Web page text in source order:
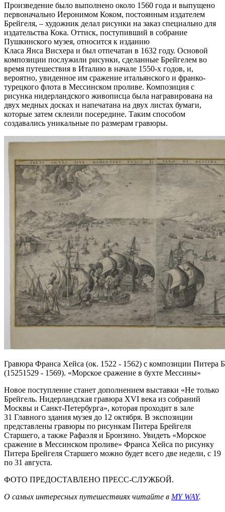
Произведение было выполнено около 1560 года и выпущено
первоначально Иеронимом Коком, постоянным издателем
Брейгеля, – художник делал рисунки на заказ специально для
издательства Кока. Оттиск, поступивший в собрание
Пушкинского музея, относится к изданию
Класа Янса Висхера и был отпечатан в 1632 году. Основой
композиции послужили рисунки, сделанные Брейгелем во
время путешествия в Италию в начале 1550-х годов, и,
вероятно, увиденное им сражение итальянского и франко-
турецкого флота в Мессинском проливе. Композиция с
рисунка нидерландского живописца была награвирована на
двух медных досках и напечатана на двух листах бумаги,
которые затем склеили посередине. Таким способом
создавались уникальные по размерам гравюры.
Гравюра Франса Хейса (ок. 1522 - 1562) с композиции Питера
(15251529 - 1569). «Морское сражение в бухте Мессины»
Новое поступление станет дополнением выставки «Не только
Брейгель. Нидерландская гравюра XVI века из собраний
Москвы и Санкт-Петербурга», которая проходит в зале
31 Главного здания музея до 12 октября. В экспозиции
представлены гравюры по рисункам Питера Брейгеля
Старшего, а также Рафаэля и Бронзино. Увидеть «Морское
сражение в Мессинском проливе» Франса Хейса по рисунку
Питера Брейгеля Старшего можно будет всего две недели, с 19
по 31 августа.
ФОТО ПРЕДОСТАВЛЕНО ПРЕСС-СЛУЖБОЙ.
О самых интересных путешествиях читайте в MY WAY.